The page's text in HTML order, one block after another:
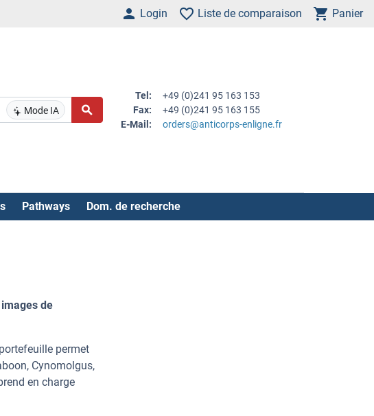
Login Liste de comparaison Panier
Mode IA
Tel:
+49 (0)241 95 163 153
Fax:
+49 (0)241 95 163 155
E-Mail:
orders@anticorps-enligne.fr
Pathways Dom. de recherche
de
permet
Cynomolgus,
en charge